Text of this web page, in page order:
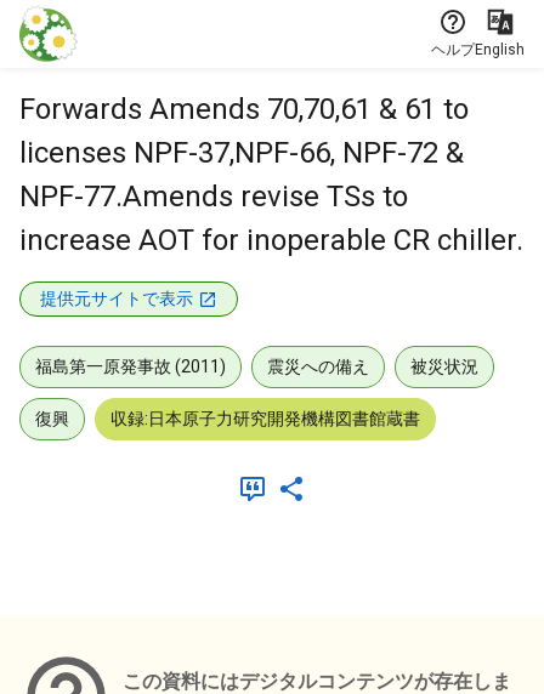
本文に飛ぶ
ヘルプEnglish
Forwards Amends 70,70,61 & 61 to
licenses NPF-37,NPF-66, NPF-72 &
NPF-77.Amends revise TSs to
increase AOT for inoperable CR chiller.
提供元サイトで表示
福島第一原発事故 (2011) 震災への備え 被災状況
復興 収録:日本原子力研究開発機構図書館蔵書
この資料にはデジタルコンテンツが存在しま